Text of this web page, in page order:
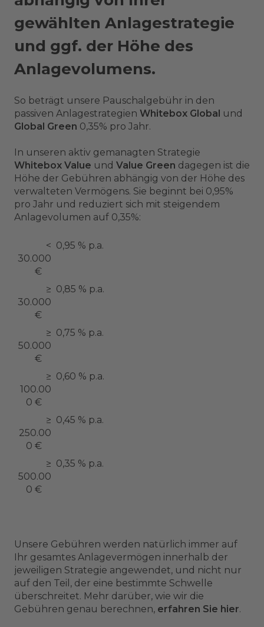
gewählten Anlagestrategie
und ggf. der Höhe des
Anlagevolumens.
So beträgt unsere Pauschalgebühr in den
passiven Anlagestrategien Whitebox Global und
Global Green 0,35% pro Jahr.
In unseren aktiv gemanagten Strategie
Whitebox Value und Value Green dagegen ist die
Höhe der Gebühren abhängig von der Höhe des
verwalteten Vermögens. Sie beginnt bei 0,95%
pro Jahr und reduziert sich mit steigendem
Anlagevolumen auf 0,35%:
<
30.000
€
0,95 % p.a.
≥
30.000
€
0,85 % p.a.
≥
50.000
€
0,75 % p.a.
≥
100.00
0 €
0,60 % p.a.
≥
250.00
0 €
0,45 % p.a.
≥
500.00
0 €
0,35 % p.a.
Unsere Gebühren werden natürlich immer auf
Ihr gesamtes Anlagevermögen innerhalb der
jeweiligen Strategie angewendet, und nicht nur
auf den Teil, der eine bestimmte Schwelle
überschreitet. Mehr darüber, wie wir die
Gebühren genau berechnen, erfahren Sie hier.